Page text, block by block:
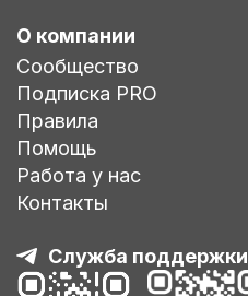
О компании
Сообщество
Подписка PRO
Правила
Помощь
Работа у нас
Контакты
Служба поддержки